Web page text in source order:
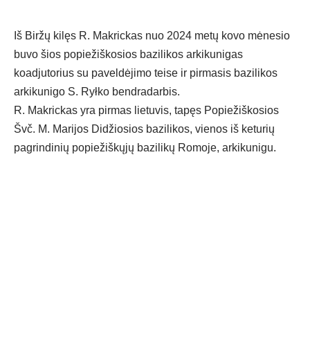
Iš Biržų kilęs R. Makrickas nuo 2024 metų kovo mėnesio
buvo šios popiežiškosios bazilikos arkikunigas
koadjutorius su paveldėjimo teise ir pirmasis bazilikos
arkikunigo S. Ryłko bendradarbis.
R. Makrickas yra pirmas lietuvis, tapęs Popiežiškosios
Švč. M. Marijos Didžiosios bazilikos, vienos iš keturių
pagrindinių popiežiškųjų bazilikų Romoje, arkikunigu.